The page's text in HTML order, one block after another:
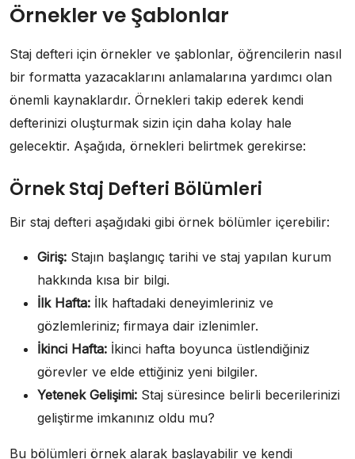
Örnekler ve Şablonlar
Staj defteri için örnekler ve şablonlar, öğrencilerin nasıl
bir formatta yazacaklarını anlamalarına yardımcı olan
önemli kaynaklardır. Örnekleri takip ederek kendi
defterinizi oluşturmak sizin için daha kolay hale
gelecektir. Aşağıda, örnekleri belirtmek gerekirse:
Örnek Staj Defteri Bölümleri
Bir staj defteri aşağıdaki gibi örnek bölümler içerebilir:
Giriş: Stajın başlangıç tarihi ve staj yapılan kurum
hakkında kısa bir bilgi.
İlk Hafta: İlk haftadaki deneyimleriniz ve
gözlemleriniz; firmaya dair izlenimler.
İkinci Hafta: İkinci hafta boyunca üstlendiğiniz
görevler ve elde ettiğiniz yeni bilgiler.
Yetenek Gelişimi: Staj süresince belirli becerilerinizi
geliştirme imkanınız oldu mu?
Bu bölümleri örnek alarak başlayabilir ve kendi